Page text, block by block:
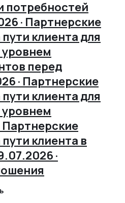
потребностей
· Партнерские
клиента для
уровнем
перед
· Партнерские
клиента для
уровнем
Партнерские
клиента в
·